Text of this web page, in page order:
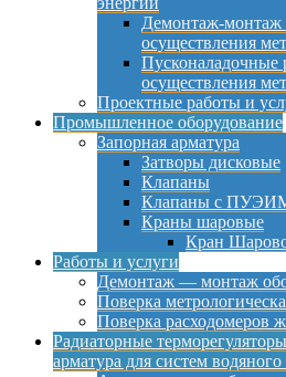
Демонтаж-монтаж
осуществления
Пусконаладочные
осуществления
Проектные работы и
Промышленное оборудование
Запорная арматура
Затворы дисковые
Клапаны
Клапаны с
Краны шаровые
Кран
Работы и услуги
Демонтаж — монтаж
Поверка
Поверка расходомеров
Радиаторные
арматура для систем